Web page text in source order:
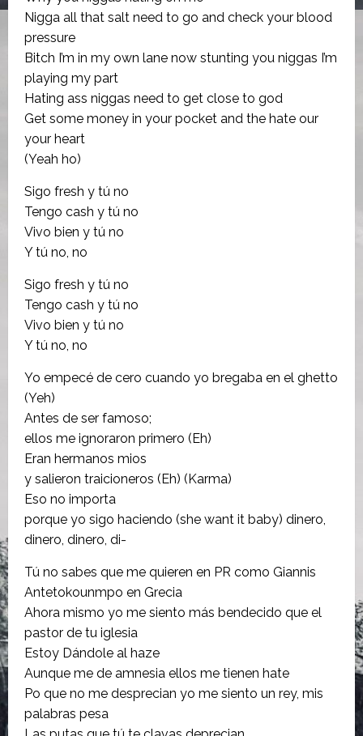
Nigga all that salt need to go and check your blood
pressure
Bitch I’m in my own lane now stunting you niggas I’m
playing my part
Hating ass niggas need to get close to god
Get some money in your pocket and the hate our
your heart
(Yeah ho)
Sigo fresh y tú no
Tengo cash y tú no
Vivo bien y tú no
Y tú no, no
Sigo fresh y tú no
Tengo cash y tú no
Vivo bien y tú no
Y tú no, no
Yo empecé de cero cuando yo bregaba en el ghetto
(Yeh)
Antes de ser famoso;
ellos me ignoraron primero (Eh)
Eran hermanos mios
y salieron traicioneros (Eh) (Karma)
Eso no importa
porque yo sigo haciendo (she want it baby) dinero,
dinero, dinero, di-
Tú no sabes que me quieren en PR como Giannis
Antetokounmpo en Grecia
Ahora mismo yo me siento más bendecido que el
pastor de tu iglesia
Estoy Dándole al haze
Aunque me de amnesia ellos me tienen hate
Po que no me desprecian yo me siento un rey, mis
palabras pesa